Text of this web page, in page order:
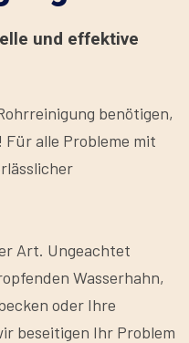
und effektive
benötigen,
alle Probleme mit
Art. Ungeachtet
Wasserhahn,
oder Ihre
beseitigen Ihr Problem